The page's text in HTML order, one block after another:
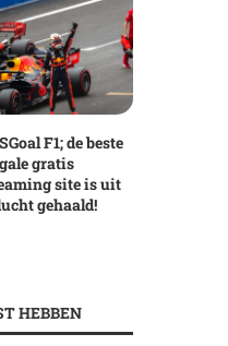
F1; de beste
gratis
site is uit
gehaald!
HEBBEN